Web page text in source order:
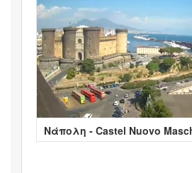
Νάπολη - Castel Nuovo